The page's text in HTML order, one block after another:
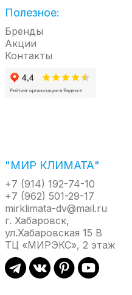
Полезное:
Бренды
Акции
Контакты
"МИР КЛИМАТА"
+7 (914) 192-74-10
+7 (962) 501-29-17
mirklimata-dv@mail.ru
г. Хабаровск,
ул.Хабаровская 15 В
ТЦ «МИРЭКС», 2 этаж